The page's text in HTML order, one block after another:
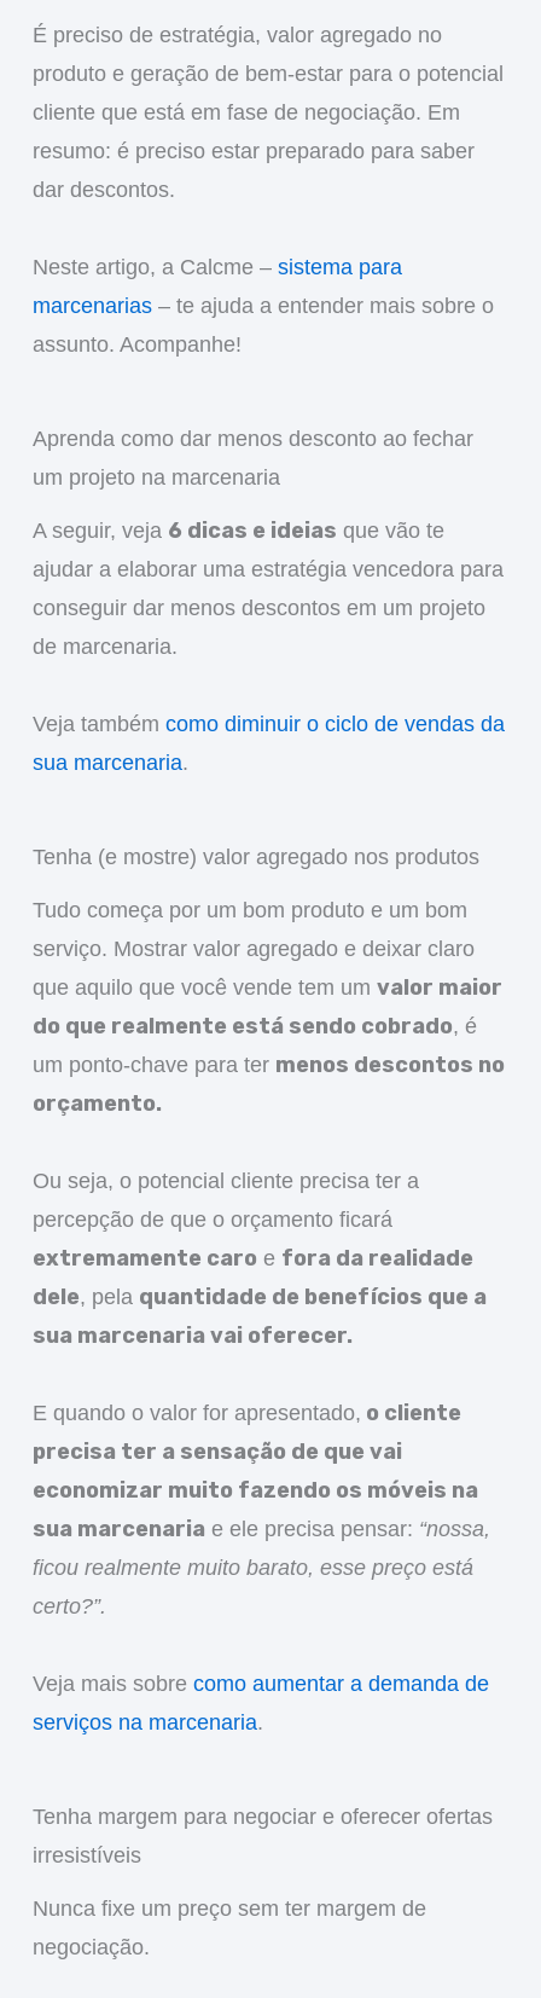
É preciso de estratégia, valor agregado no
produto e geração de bem-estar para o potencial
cliente que está em fase de negociação. Em
resumo: é preciso estar preparado para saber
dar descontos.
Neste artigo, a Calcme – sistema para
marcenarias– te ajuda a entender mais sobre o
assunto. Acompanhe!
Aprenda como dar menos desconto ao fechar
um projeto na marcenaria
A seguir, veja 6 dicas e ideias que vão te
ajudar a elaborar uma estratégia vencedora para
conseguir dar menos descontos em um projeto
de marcenaria.
Veja também como diminuir o ciclo de vendas da
sua marcenaria.
Tenha (e mostre) valor agregado nos produtos
Tudo começa por um bom produto e um bom
serviço. Mostrar valor agregado e deixar claro
que aquilo que você vende tem um valor maior
do que realmente está sendo cobrado, é
um ponto-chave para ter menos descontos no
orçamento.
Ou seja, o potencial cliente precisa ter a
percepção de que o orçamento ficará
extremamente caro e fora da realidade
dele, pela quantidade de benefícios que a
sua marcenaria vai oferecer.
E quando o valor for apresentado, o cliente
precisa ter a sensação de que vai
economizar muito fazendo os móveis na
sua marcenaria e ele precisa pensar: “nossa,
ficou realmente muito barato, esse preço está
certo?”.
Veja mais sobre como aumentar a demanda de
serviços na marcenaria.
Tenha margem para negociar e oferecer ofertas
irresistíveis
Nunca fixe um preço sem ter margem de
negociação.